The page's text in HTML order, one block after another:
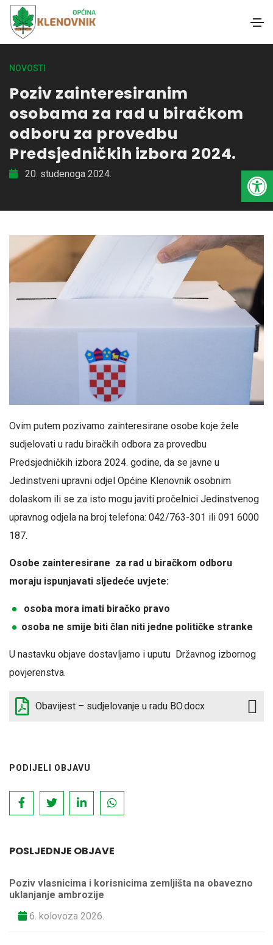
Open toolbar
NOVOSTI
Poziv zainteresiranim
osobama za rad u biračkom
odboru za provedbu
Predsjedničkih izbora 2024.
20. studenoga 2024.
Ovim putem pozivamo zainteresirane osobe koje žele
sudjelovati u radu biračkih odbora za provedbu
Predsjedničkih izbora 2024. godine, da se javne u
Jedinstveni upravni odjel Općine Klenovnik osobnim
dolaskom ili se za isto mogu javiti pročelnici Jedinstvenog
upravnog odjela na broj telefona: 042/763-301 ili 091 6000
187.
Osobe zainteresirane za rad u biračkom odboru
moraju ispunjavati sljedeće uvjete:
osoba mora imati biračko pravo
osoba ne smije biti član niti jedne političke stranke
U nastavku objave dostavljamo i uputu Državnog izbornog
povjerenstva.
Obavijest – sudjelovanje u radu BO.docx
PODIJELI OBJAVU
POSLJEDNJE OBJAVE
Poziv vlasnicima i korisnicima zemljišta na obavezno
uklanjanje ambrozije
6. kolovoza 2026.